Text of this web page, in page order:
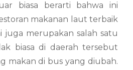
biasa berarti bahwa ini
makanan laut terbaik
juga merupakan salah satu
biasa di daerah tersebut
makan di bus yang diubah.